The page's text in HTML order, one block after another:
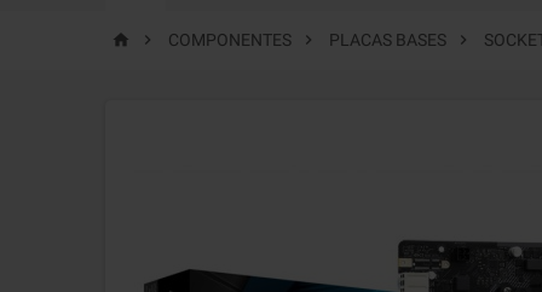
  COMPONENTES  PLACAS BASES 